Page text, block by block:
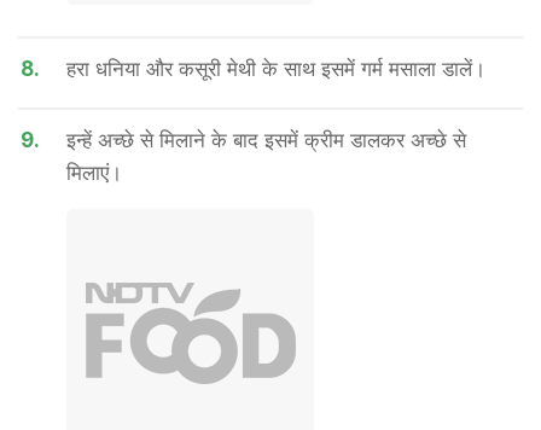
8. हरा धनिया और कसूरी मेथी के साथ इसमें गर्म मसाला डालें।
9.
इन्हें अच्छे से मिलाने के बाद इसमें क्रीम डालकर अच्छे से
मिलाएं।